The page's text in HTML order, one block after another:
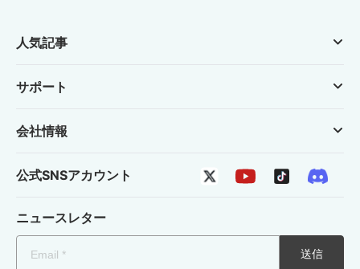
人気記事
サポート
会社情報
公式SNSアカウント
ニュースレター
送信